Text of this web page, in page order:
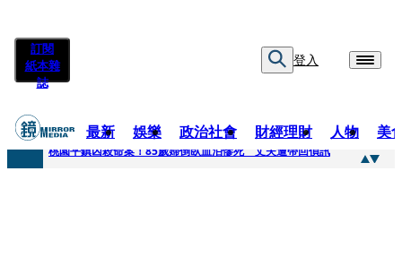
訂閱
紙本雜
誌
登入
最新 娛樂 政治社會 財經理財 人物 美
快訊
桃園平鎮凶殺命案！85歲婦倒臥血泊慘死 丈夫遭帶回偵訊